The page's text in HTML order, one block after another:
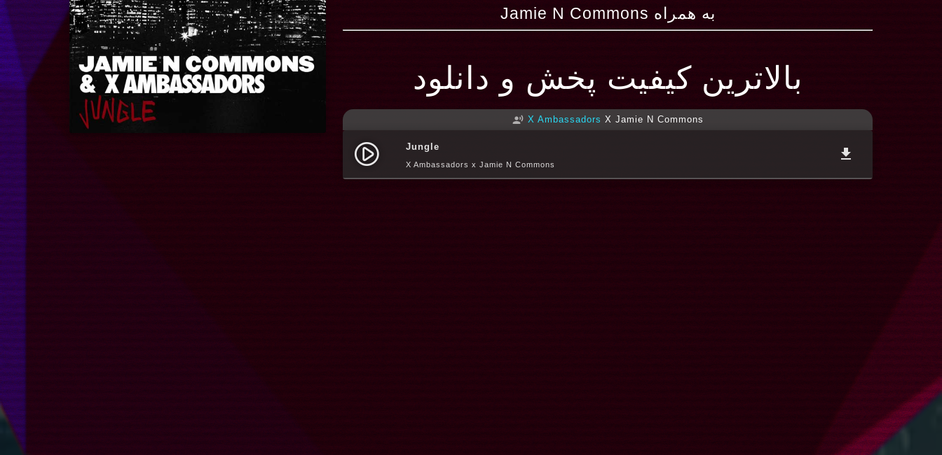
به همراه Jamie N Commons
بالاترین کیفیت پخش و دانلود
record_voice_over X Ambassadors X Jamie N Commons
play_circle_filled Jungle
X Ambassadors x Jamie N Commons
file_download